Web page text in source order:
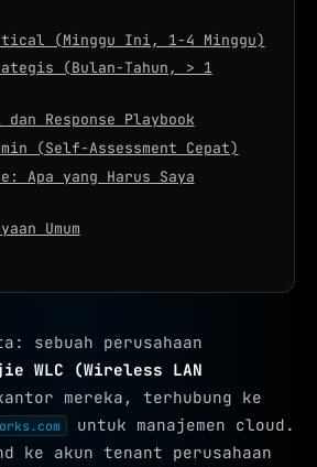
(Minggu Ini, 1-4 Minggu)
(Bulan-Tahun, > 1
Response Playbook
(Self-Assessment Cepat)
Apa yang Harus Saya
Umum
sebuah perusahaan
WLC (Wireless LAN
mereka, terhubung ke
untuk manajemen cloud.
ke akun tenant perusahaan